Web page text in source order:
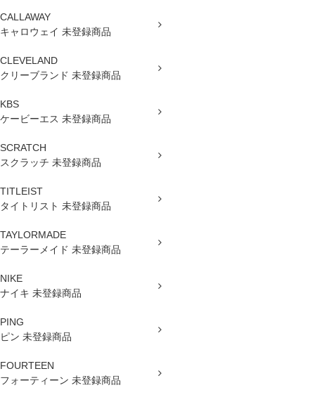
CALLAWAY
キャロウェイ 未登録商品
CLEVELAND
クリーブランド 未登録商品
KBS
ケービーエス 未登録商品
SCRATCH
スクラッチ 未登録商品
TITLEIST
タイトリスト 未登録商品
TAYLORMADE
テーラーメイド 未登録商品
NIKE
ナイキ 未登録商品
PING
ピン 未登録商品
FOURTEEN
フォーティーン 未登録商品